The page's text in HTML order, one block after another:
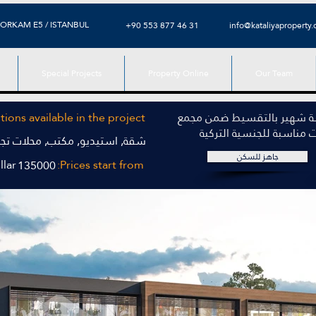
E5 / ISTANBUL +90 553 877 46 31
available in the project
شقة, استيديو, مكتب, محلات
135000 Prices start from:
شهير بالتقسيط ضمن مجمع
مناسبة للجنسية التركية
جاهز للسكن